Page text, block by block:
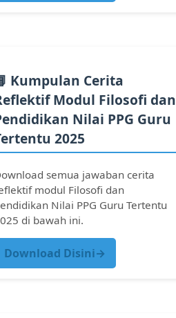
Kumpulan Cerita
Modul Filosofi dan
Nilai PPG Guru
2025
semua jawaban cerita
modul Filosofi dan
Nilai PPG Guru Tertentu
di bawah ini.
Download Disini→